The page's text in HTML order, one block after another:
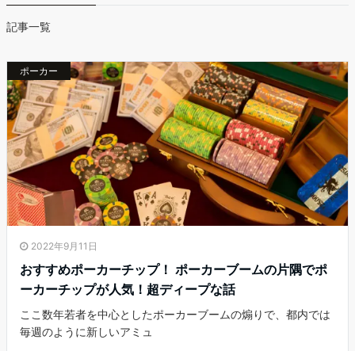
記事一覧
ポーカー
2022年9月11日
おすすめポーカーチップ！ ポーカーブームの片隅でポ
ーカーチップが人気！超ディープな話
ここ数年若者を中心としたポーカーブームの煽りで、都内では
毎週のように新しいアミュ